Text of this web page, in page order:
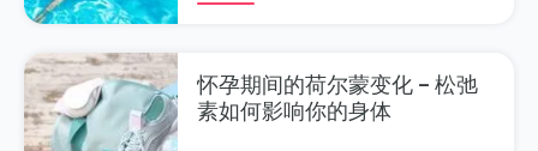
怀孕期间的荷尔蒙变化 – 松弛
素如何影响你的身体